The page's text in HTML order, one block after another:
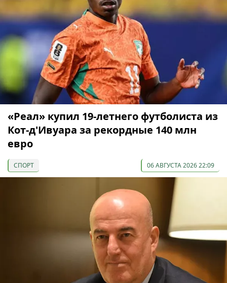
«Реал» купил 19-летнего футболиста из
Кот-д'Ивуара за рекордные 140 млн
евро
СПОРТ 06 АВГУСТА 2026 22:09